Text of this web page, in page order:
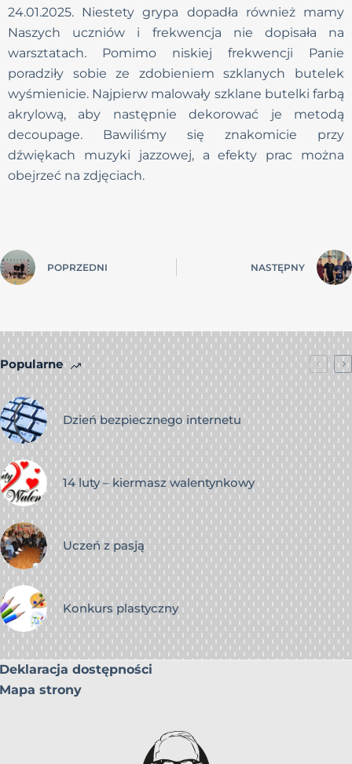
24.01.2025. Niestety grypa dopadła również mamy
Naszych uczniów i frekwencja nie dopisała na
warsztatach. Pomimo niskiej frekwencji Panie
poradziły sobie ze zdobieniem szklanych butelek
wyśmienicie. Najpierw malowały szklane butelki farbą
akrylową, aby następnie dekorować je metodą
decoupage. Bawiliśmy się znakomicie przy
dźwiękach muzyki jazzowej, a efekty prac można
obejrzeć na zdjęciach.
POPRZEDNI NASTĘPNY
Popularne
Dzień bezpiecznego internetu
14 luty – kiermasz walentynkowy
Uczeń z pasją
Konkurs plastyczny
Deklaracja dostępności
Mapa strony